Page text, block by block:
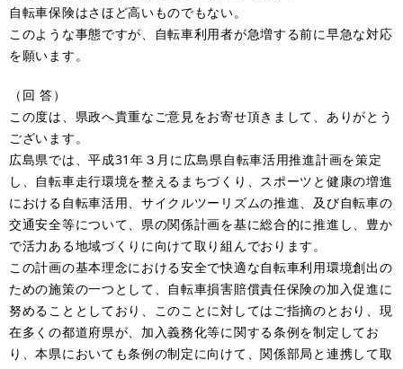
自転車保険はさほど高いものでもない。
このような事態ですが、自転車利用者が急増する前に早急な対応
を願います。
（回 答）
この度は、県政へ貴重なご意見をお寄せ頂きまして、ありがとう
ございます。
広島県では、平成31年３月に広島県自転車活用推進計画を策定
し、自転車走行環境を整えるまちづくり、スポーツと健康の増進
における自転車活用、サイクルツーリズムの推進、及び自転車の
交通安全等について、県の関係計画を基に総合的に推進し、豊か
で活力ある地域づくりに向けて取り組んでおります。
この計画の基本理念における安全で快適な自転車利用環境創出の
ための施策の一つとして、自転車損害賠償責任保険の加入促進に
努めることとしており、このことに対してはご指摘のとおり、現
在多くの都道府県が、加入義務化等に関する条例を制定してお
り、本県においても条例の制定に向けて、関係部局と連携して取